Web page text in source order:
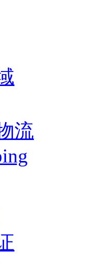
流